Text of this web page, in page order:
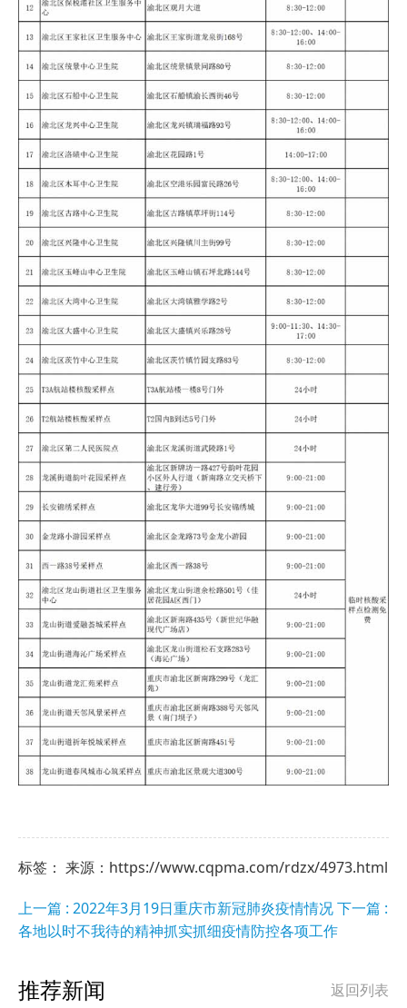
标签： 来源：https://www.cqpma.com/rdzx/4973.html
上一篇 : 2022年3月19日重庆市新冠肺炎疫情情况下一篇 :
各地以时不我待的精神抓实抓细疫情防控各项工作
返回列表
推荐新闻